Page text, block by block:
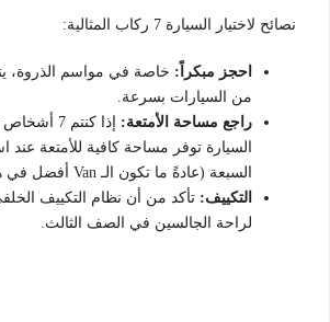
نصائح لاختيار السيارة 7 ركاب المثالية:
احجز مبكراً: خاصة في مواسم الذروة،
من السيارات بسرعة.
راجع مساحة الأمتعة:
إذا كنتم
السيارة توفر مساحة كافية للأمتعة عند
السبعة (عادةً ما تكون الـ Van أفضل في هذه الحالة).
التكييف: تأكد من أن نظام التكييف
لراحة الجالسين في الصف الثالث.